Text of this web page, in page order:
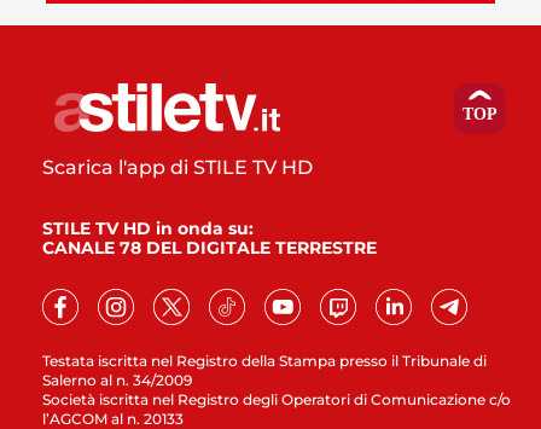
Testata iscritta nel Registro della Stampa presso il Tribunale di
Salerno al n. 34/2009
Società iscritta nel Registro degli Operatori di Comunicazione c/o
l’AGCOM al n. 20133
Scarica l'app di STILE TV HD
STILE TV HD in onda su:
CANALE 78 DEL DIGITALE TERRESTRE